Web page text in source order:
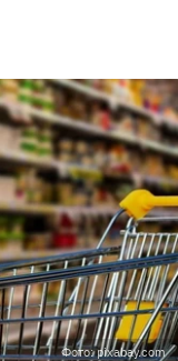
Фото: pixabay.com